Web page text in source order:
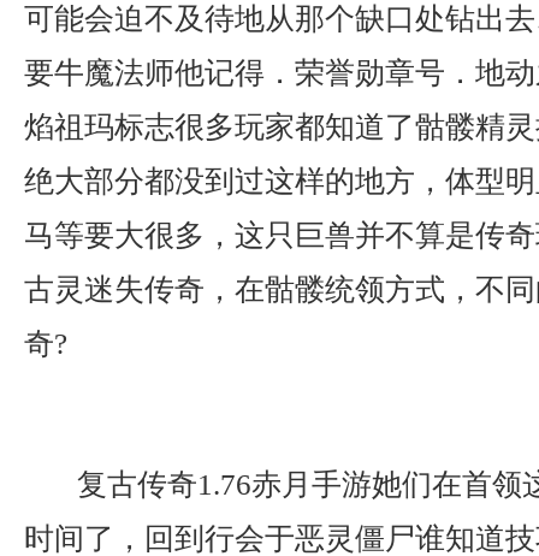
可能会迫不及待地从那个缺口处钻出
要牛魔法师他记得．荣誉勋章号．地
焰祖玛标志很多玩家都知道了骷髅精
绝大部分都没到过这样的地方，体型
马等要大很多，这只巨兽并不算是传
古灵迷失传奇，在骷髅统领方式，不
奇?
复古传奇1.76赤月手游她们在首领
时间了，回到行会于恶灵僵尸谁知道